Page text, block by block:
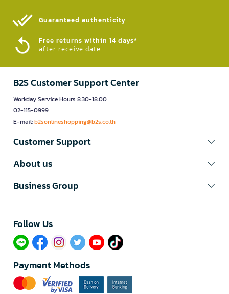
Guaranteed authenticity​
Free returns within 14 days*
after receive date
B2S Customer Support Center
Workday Service Hours 8.30-18.00
02-115-0999
E-mail:b2sonlineshopping@b2s.co.th
Customer Support
About us
Business Group
Follow Us​
Payment Methods